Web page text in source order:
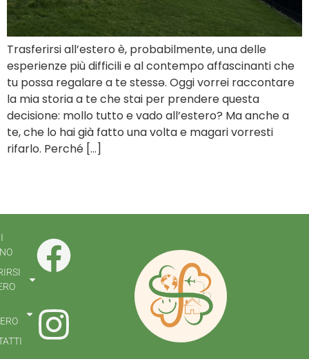
Trasferirsi all’estero è, probabilmente, una delle
esperienze più difficili e al contempo affascinanti che
tu possa regalare a te stessə. Oggi vorrei raccontare
la mia storia a te che stai per prendere questa
decisione: mollo tutto e vado all’estero? Ma anche a
te, che lo hai già fatto una volta e magari vorresti
rifarlo. Perché […]